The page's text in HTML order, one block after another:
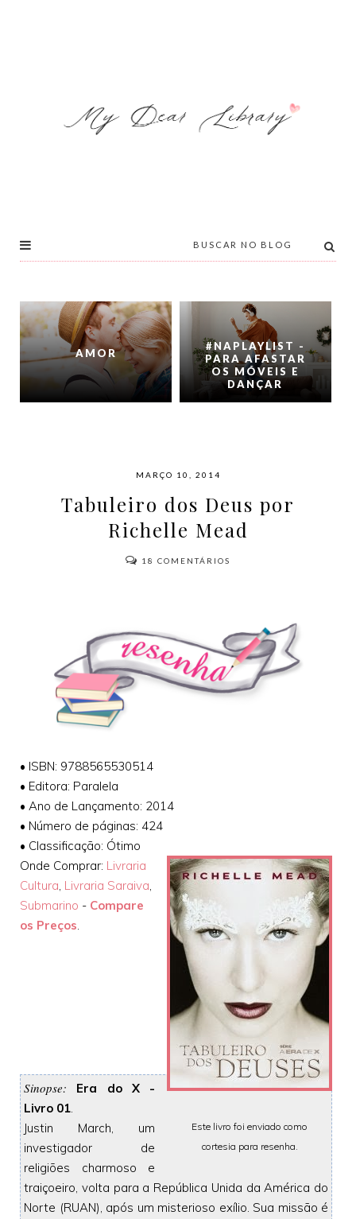
AMOR
#NAPLAYLIST -
PARA AFASTAR
OS MÓVEIS E
DANÇAR
MARÇO 10, 2014
Tabuleiro dos Deus por
Richelle Mead
18 COMENTÁRIOS
• ISBN: 9788565530514
• Editora: Paralela
• Ano de Lançamento: 2014
• Número de páginas: 424
• Classificação: Ótimo
Este livro foi enviado como
cortesia para resenha.
Onde Comprar: Livraria
Cultura, Livraria Saraiva,
Submarino - Compare
os Preços.
Sinopse:
Era do X -
Livro 01.
Justin March, um
investigador de
religiões charmoso e
traiçoeiro, volta para a República Unida da América do
Norte (RUAN), após um misterioso exílio. Sua missão é